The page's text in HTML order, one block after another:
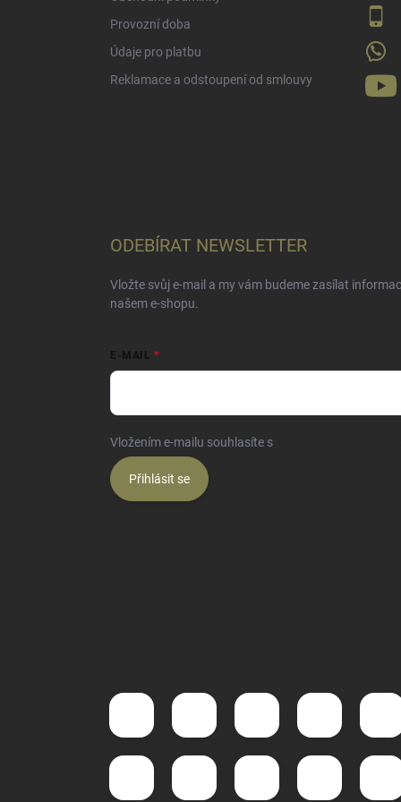
Provozní doba
Údaje pro platbu
Reklamace a odstoupení od smlouvy
ODEBÍRAT NEWSLETTER
Vložte svůj e-mail a my vám budeme zasílat
našem e-shopu.
E-MAIL
Vložením e-mailu souhlasíte s
Přihlásit se